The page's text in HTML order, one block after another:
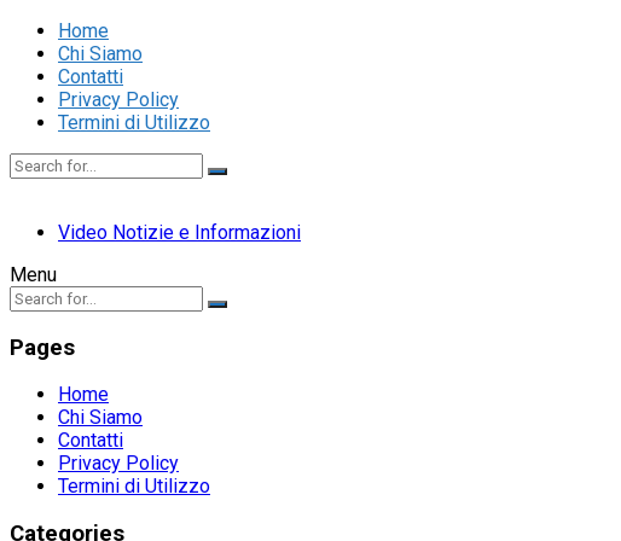
Home
Chi Siamo
Contatti
Privacy Policy
Termini di Utilizzo
Video Notizie e Informazioni
Menu
Pages
Home
Chi Siamo
Contatti
Privacy Policy
Termini di Utilizzo
Categories